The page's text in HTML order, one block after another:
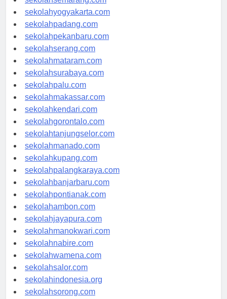
sekolahyogyakarta.com
sekolahpadang.com
sekolahpekanbaru.com
sekolahserang.com
sekolahmataram.com
sekolahsurabaya.com
sekolahpalu.com
sekolahmakassar.com
sekolahkendari.com
sekolahgorontalo.com
sekolahtanjungselor.com
sekolahmanado.com
sekolahkupang.com
sekolahpalangkaraya.com
sekolahbanjarbaru.com
sekolahpontianak.com
sekolahambon.com
sekolahjayapura.com
sekolahmanokwari.com
sekolahnabire.com
sekolahwamena.com
sekolahsalor.com
sekolahindonesia.org
sekolahsorong.com